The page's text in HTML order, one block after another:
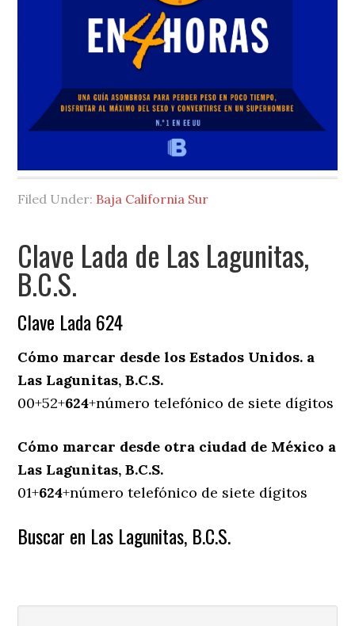
Filed Under: Baja California Sur
Clave Lada de Las Lagunitas,
B.C.S.
Clave Lada 624
Cómo marcar desde los Estados Unidos. a
Las Lagunitas, B.C.S.
00+52+624+número telefónico de siete dígitos
Cómo marcar desde otra ciudad de México a
Las Lagunitas, B.C.S.
01+624+número telefónico de siete dígitos
Buscar en Las Lagunitas, B.C.S.